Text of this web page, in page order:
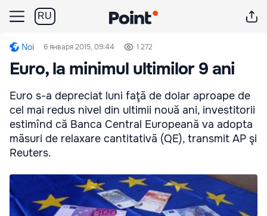
RU
Noi 6 января 2015, 09:44 1 272
Euro, la minimul ultimilor 9 ani
Euro s-a depreciat luni faţă de dolar aproape de
cel mai redus nivel din ultimii nouă ani, investitorii
estimînd că Banca Central Europeană va adopta
măsuri de relaxare cantitativă (QE), transmit AP şi
Reuters.